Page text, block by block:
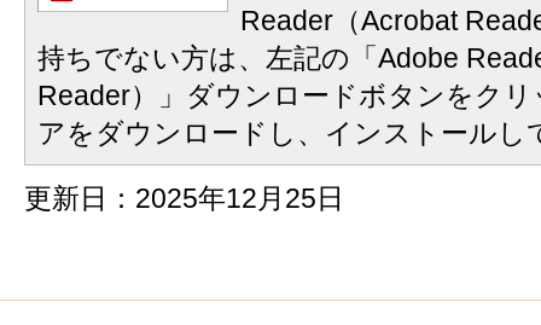
Reader（Acrobat
持ちでない方は、左記の「Adobe
Reader）」ダウンロードボタンをク
アをダウンロードし、インストールし
更新日：2025年12月25日